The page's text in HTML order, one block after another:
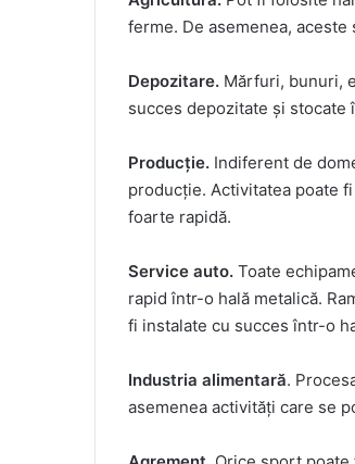
ferme. De asemenea,
Depozitare. Mărfuri, bunuri,
succes depozitate și
Producție. Indiferent de
producție. Activitatea poate
foarte rapidă.
Service auto. Toate
rapid într-o hală metalică.
fi instalate cu succes într-o
Industria alimentară.
asemenea activități care se